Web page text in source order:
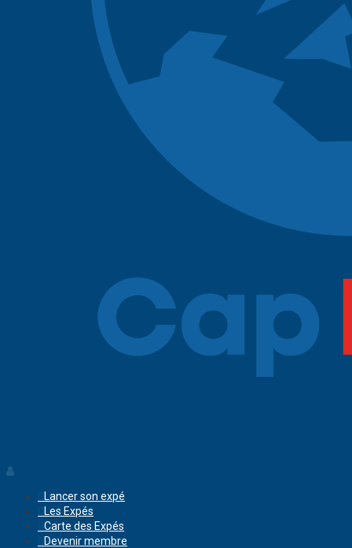
Lancer son expé
Les Expés
Carte des Expés
Devenir membre